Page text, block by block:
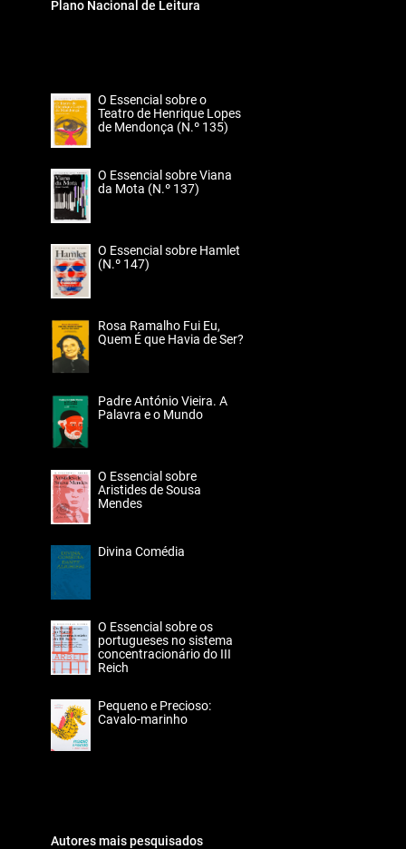
Plano Nacional de Leitura
O Essencial sobre o
Teatro de Henrique Lopes
de Mendonça (N.º 135)
O Essencial sobre Viana
da Mota (N.º 137)
O Essencial sobre Hamlet
(N.º 147)
Rosa Ramalho Fui Eu,
Quem É que Havia de Ser?
Padre António Vieira. A
Palavra e o Mundo
O Essencial sobre
Aristides de Sousa
Mendes
Divina Comédia
O Essencial sobre os
portugueses no sistema
concentracionário do III
Reich
Pequeno e Precioso:
Cavalo-marinho
Autores mais pesquisados